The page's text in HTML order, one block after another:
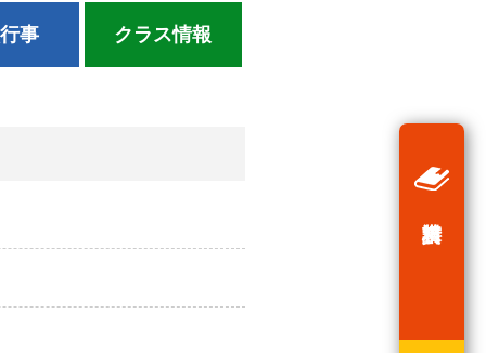
事 クラス情報